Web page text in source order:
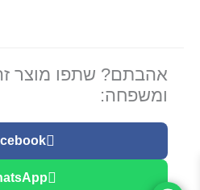
אהבתם? שתפו מוצר
ומשפחה: